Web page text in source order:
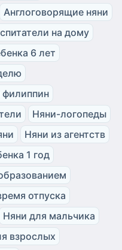
Англоговорящие няни
на дому
6 лет
филиппин
Няни-логопеды
Няни из агентств
1 год
отпуска
Няни для мальчика
взрослых